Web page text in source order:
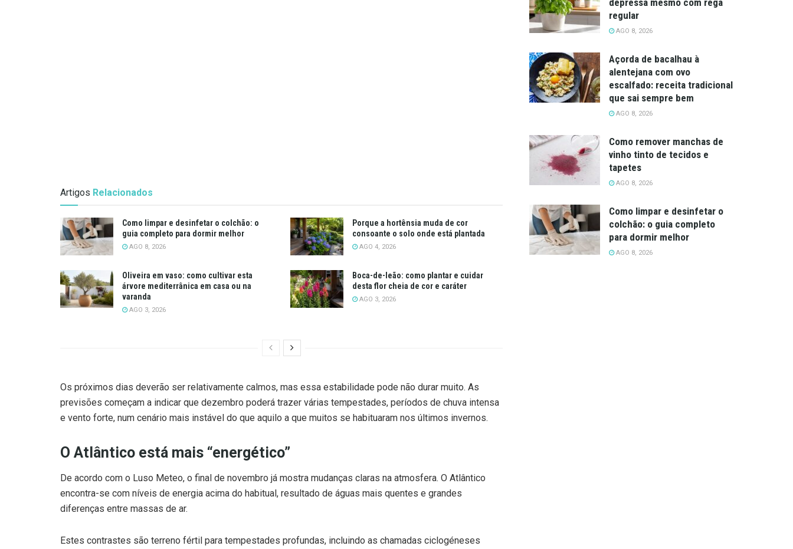
Artigos Relacionados
Como limpar e desinfetar o colchão: o
guia completo para dormir melhor
AGO 8, 2026
Porque a hortênsia muda de cor
consoante o solo onde está plantada
AGO 4, 2026
Oliveira em vaso: como cultivar esta
árvore mediterrânica em casa ou na
varanda
AGO 3, 2026
Boca-de-leão: como plantar e cuidar
desta flor cheia de cor e caráter
AGO 3, 2026
Os próximos dias deverão ser relativamente calmos, mas essa estabilidade pode não durar muito. As
previsões começam a indicar que dezembro poderá trazer várias tempestades, períodos de chuva intensa
e vento forte, num cenário mais instável do que aquilo a que muitos se habituaram nos últimos invernos.
O Atlântico está mais “energético”
De acordo com o Luso Meteo, o final de novembro já mostra mudanças claras na atmosfera. O Atlântico
encontra-se com níveis de energia acima do habitual, resultado de águas mais quentes e grandes
diferenças entre massas de ar.
Estes contrastes são terreno fértil para tempestades profundas, incluindo as chamadas ciclogéneses
regular
AGO 8, 2026
Açorda de bacalhau à
alentejana com ovo
escalfado: receita tradicional
que sai sempre bem
AGO 8, 2026
Como remover manchas de
vinho tinto de tecidos e
tapetes
AGO 8, 2026
Como limpar e desinfetar o
colchão: o guia completo
para dormir melhor
AGO 8, 2026